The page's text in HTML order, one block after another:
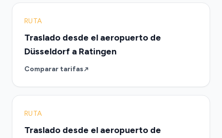
RUTA
Traslado desde el aeropuerto de
Düsseldorf a Ratingen
Comparar tarifas
RUTA
Traslado desde el aeropuerto de